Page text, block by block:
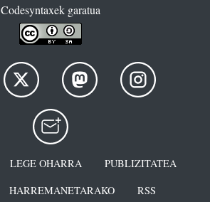
Codesyntaxek garatua
LEGE OHARRA
PUBLIZITATEA
HARREMANETARAKO RSS